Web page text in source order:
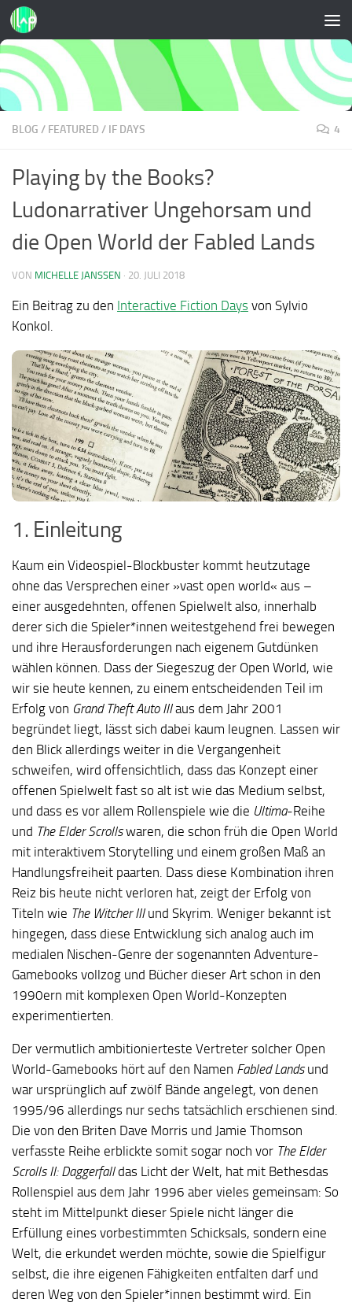
Zum Inhalt springen
BLOG / FEATURED / IF DAYS 4
Playing by the Books?
Ludonarrativer Ungehorsam und
die Open World der Fabled Lands
VON MICHELLE JANSSEN · 20. JULI 2018
Ein Beitrag zu den Interactive Fiction Days von Sylvio
Konkol.
1. Einleitung
Kaum ein Videospiel-Blockbuster kommt heutzutage
ohne das Versprechen einer »vast open world« aus –
einer ausgedehnten, offenen Spielwelt also, innerhalb
derer sich die Spieler*innen weitestgehend frei bewegen
und ihre Herausforderungen nach eigenem Gutdünken
wählen können. Dass der Siegeszug der Open World, wie
wir sie heute kennen, zu einem entscheidenden Teil im
Erfolg von Grand Theft Auto IIIaus dem Jahr 2001
begründet liegt, lässt sich dabei kaum leugnen. Lassen wir
den Blick allerdings weiter in die Vergangenheit
schweifen, wird offensichtlich, dass das Konzept einer
offenen Spielwelt fast so alt ist wie das Medium selbst,
und dass es vor allem Rollenspiele wie die Ultima-Reihe
und The Elder Scrollswaren, die schon früh die Open World
mit interaktivem Storytelling und einem großen Maß an
Handlungsfreiheit paarten. Dass diese Kombination ihren
Reiz bis heute nicht verloren hat, zeigt der Erfolg von
Titeln wie The Witcher IIIund Skyrim. Weniger bekannt ist
hingegen, dass diese Entwicklung sich analog auch im
medialen Nischen-Genre der sogenannten Adventure-
Gamebooks vollzog und Bücher dieser Art schon in den
1990ern mit komplexen Open World-Konzepten
experimentierten.
Der vermutlich ambitionierteste Vertreter solcher Open
World-Gamebooks hört auf den Namen Fabled Landsund
war ursprünglich auf zwölf Bände angelegt, von denen
1995/96 allerdings nur sechs tatsächlich erschienen sind.
Die von den Briten Dave Morris und Jamie Thomson
verfasste Reihe erblickte somit sogar noch vor The Elder
Scrolls II: Daggerfalldas Licht der Welt, hat mit Bethesdas
Rollenspiel aus dem Jahr 1996 aber vieles gemeinsam: So
steht im Mittelpunkt dieser Spiele nicht länger die
Erfüllung eines vorbestimmten Schicksals, sondern eine
Welt, die erkundet werden möchte, sowie die Spielfigur
selbst, die ihre eigenen Fähigkeiten entfalten darf und
deren Weg von den Spieler*innen bestimmt wird. Ein